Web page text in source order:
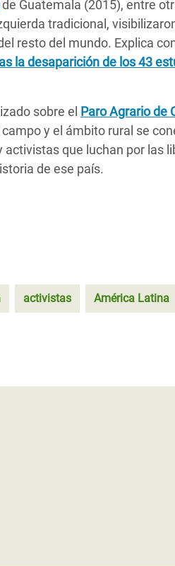
de Guatemala (2015), entre
tradicional,
resto del mundo. Explica
ladesaparición de los 43
sobre el Paro Agrario de
y el ámbito rural se
que luchan por las
de ese país.
activistas América Latina